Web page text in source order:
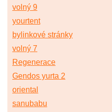
volný 9
yourtent
bylinkové stránky
volný 7
Regenerace
Gendos yurta 2
oriental
sanubabu